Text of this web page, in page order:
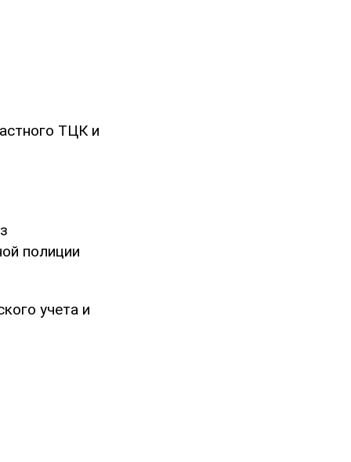
ТЦК и
полиции
учета и